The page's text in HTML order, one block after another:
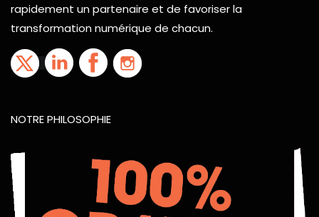
rapidement un partenaire et de favoriser la
transformation numérique de chacun.
NOTRE PHILOSOPHIE